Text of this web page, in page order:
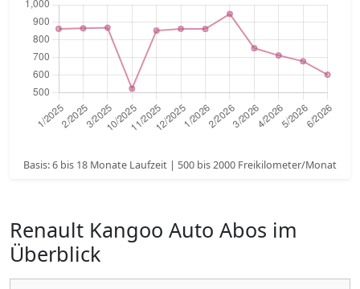
Basis: 6 bis 18 Monate Laufzeit | 500 bis 2000 Freikilometer/Monat
Renault Kangoo Auto Abos im
Überblick